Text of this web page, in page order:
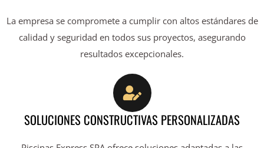
La empresa se compromete a cumplir con altos estándares de
calidad y seguridad en todos sus proyectos, asegurando
resultados excepcionales.
SOLUCIONES CONSTRUCTIVAS PERSONALIZADAS